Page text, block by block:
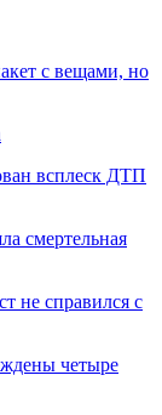
с вещами, но
всплеск ДТП
смертельная
не справился с
четыре